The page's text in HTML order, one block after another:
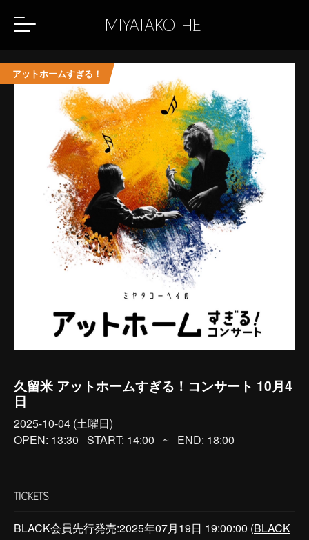
MIYATAKO-HEI
アットホームすぎる！
久留米 アットホームすぎる！コンサート 10月4
日
2025-10-04 (土曜日)
OPEN: 13:30 START: 14:00 ~ END: 18:00
TICKETS
BLACK会員先行発売:2025年07月19日 19:00:00 (BLACK